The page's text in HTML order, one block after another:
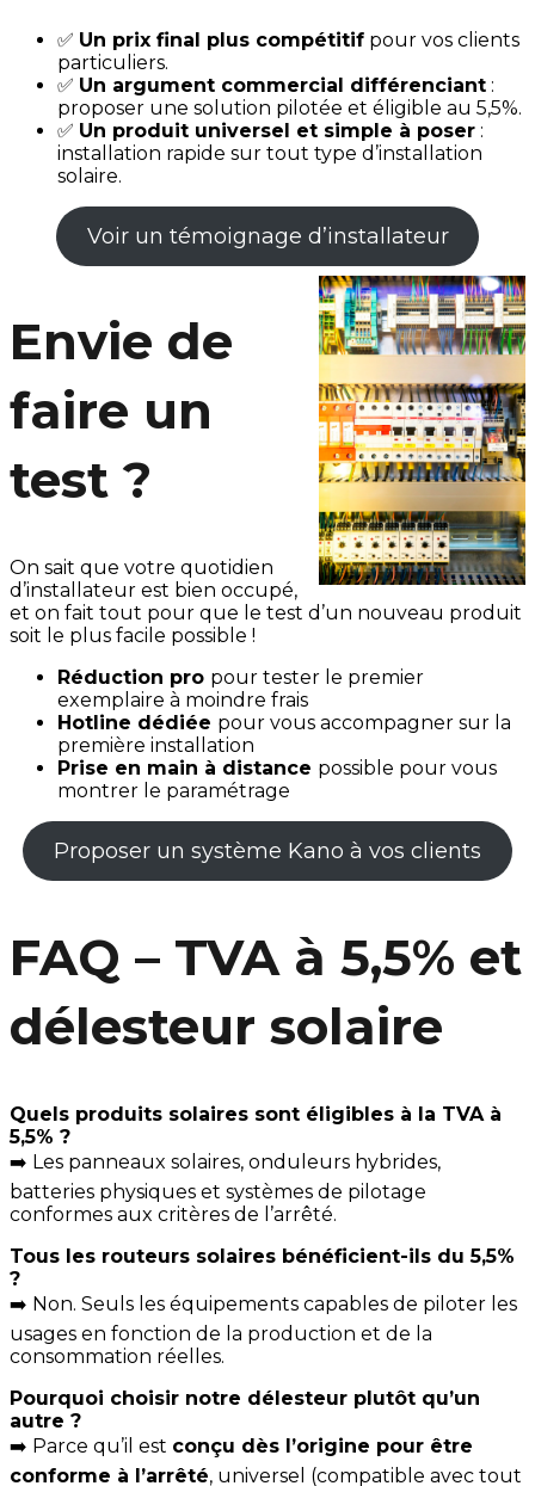
✅ Un prix final plus compétitif pour vos clients
particuliers.
✅ Un argument commercial différenciant :
proposer une solution pilotée et éligible au 5,5%.
✅ Un produit universel et simple à poser :
installation rapide sur tout type d’installation
solaire.
Voir un témoignage d’installateur
Envie de
faire un
test ?
On sait que votre quotidien
d’installateur est bien occupé,
et on fait tout pour que le test d’un nouveau produit
soit le plus facile possible !
Réduction pro pour tester le premier
exemplaire à moindre frais
Hotline dédiée pour vous accompagner sur la
première installation
Prise en main à distance possible pour vous
montrer le paramétrage
Proposer un système Kano à vos clients
FAQ – TVA à 5,5% et
délesteur solaire
Quels produits solaires sont éligibles à la TVA à
5,5% ?
➡️ Les panneaux solaires, onduleurs hybrides,
batteries physiques et systèmes de pilotage
conformes aux critères de l’arrêté.
Tous les routeurs solaires bénéficient-ils du 5,5%
?
➡️ Non. Seuls les équipements capables de piloter les
usages en fonction de la production et de la
consommation réelles.
Pourquoi choisir notre délesteur plutôt qu’un
autre ?
➡️ Parce qu’il est conçu dès l’origine pour être
conforme à l’arrêté, universel (compatible avec tout